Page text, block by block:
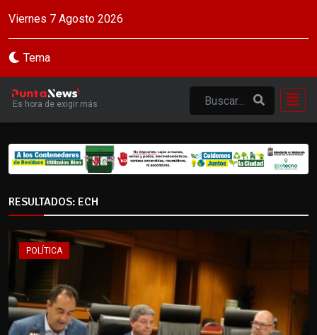
Viernes 7 Agosto 2026
Tema
Es hora de exigir más
RESULTADOS: ECH
POLÍTICA